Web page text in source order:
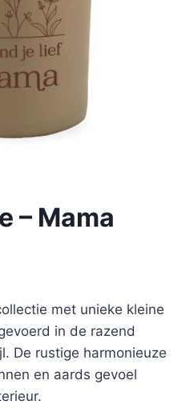
– Mama
met unieke kleine
in de razend
De rustige harmonieuze
en aards gevoel